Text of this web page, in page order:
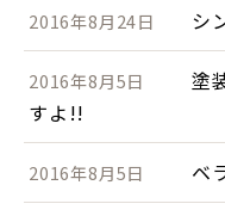
2016年8月24日 シ
2016年8月5日
塗
すよ!!
2016年8月5日 ベ